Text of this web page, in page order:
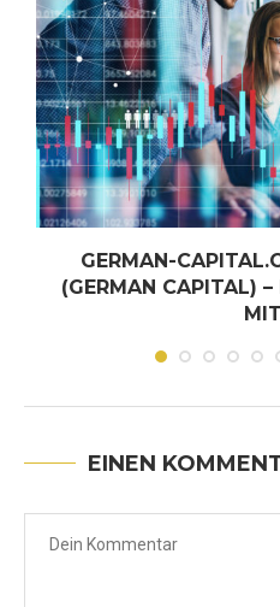
GERMAN-
(GERMAN CAPITAL)
EINEN